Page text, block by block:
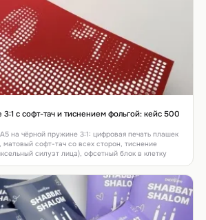
с софт-тач и тиснением фольгой: кейс 500
на чёрной пружине 3:1: цифровая печать плашек
софт-тач со всех сторон, тиснение
силуэт лица), офсетный блок в клетку